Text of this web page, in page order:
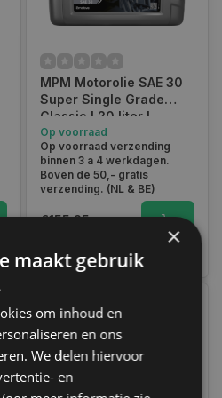
het is belangrijk om te
de rij omstandigheden.
Autoklusser.nl
de juiste motorolie is voor uw
met ons open stel ons je vraag.
MPM Motorolie SAE 30
Super Single Grade
Classic l 20 liter l
41020C
Op voorraad
Op voorraad verzending
binnen 3 a 4 werkdagen.
Boven de 50,- gratis
verzending. (NL & BE)
€155,25
Vergelijk
×
maakt gebruik
om inhoud en
en ons
We delen hiervoor
en